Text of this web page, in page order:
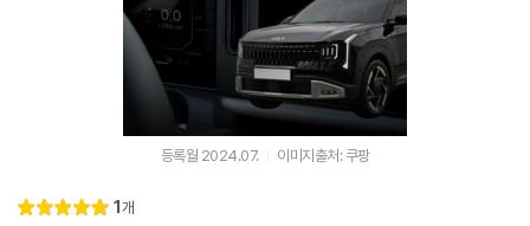
등록월 2024.07. 이미지출처: 쿠팡
별
5.
리
1 개